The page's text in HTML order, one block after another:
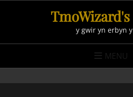
y gwir yn erbyn
MENU